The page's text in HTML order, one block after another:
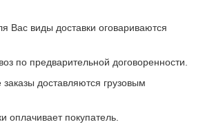
Вас виды доставки оговариваются
по предварительной договоренности.
доставляются грузовым
оплачивает покупатель.